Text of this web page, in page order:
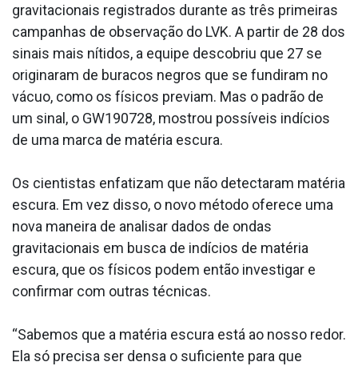
gravitacionais registrados durante as três primeiras
campanhas de observação do LVK. A partir de 28 dos
sinais mais nítidos, a equipe descobriu que 27 se
originaram de buracos negros que se fundiram no
vácuo, como os físicos previam. Mas o padrão de
um sinal, o GW190728, mostrou possíveis indícios
de uma marca de matéria escura.
Os cientistas enfatizam que não detectaram matéria
escura. Em vez disso, o novo método oferece uma
nova maneira de analisar dados de ondas
gravitacionais em busca de indícios de matéria
escura, que os físicos podem então investigar e
confirmar com outras técnicas.
“Sabemos que a matéria escura está ao nosso redor.
Ela só precisa ser densa o suficiente para que